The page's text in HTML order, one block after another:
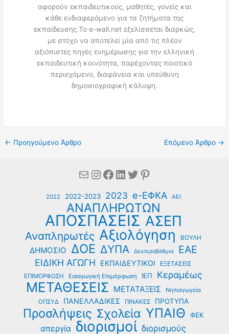
αφορούν εκπαιδευτικούς, μαθητές, γονείς και
κάθε ενδιαφερόμενο για τα ζητήματα της
εκπαίδευσης.Το e-wall.net εξελίσσεται διαρκώς,
με στόχο να αποτελεί μία από τις πλέον
αξιόπιστες πηγές ενημέρωσης για την ελληνική
εκπαιδευτική κοινότητα, παρέχοντας ποιοτικό
περιεχόμενο, διαφάνεια και υπεύθυνη
δημοσιογραφική κάλυψη.
← Προηγούμενο Άρθρο Επόμενο Άρθρο →
MailInstagram
Facebook
Linkedin
Twitter
Pinterest
2022 2022-2023 2023 e-ΕΦΚΑ ΑΕΙ
ΑΝΑΠΛΗΡΩΤΩΝ
ΑΠΟΣΠΑΣΕΙΣ ΑΣΕΠ
Αναπληρωτές Αξιολόγηση ΒΟΥΛΗ
ΔΗΜΟΣΙΟ ΔΟΕ ΔΥΠΑ Δευτεροβάθμια ΕΑΕ
ΕΙΔΙΚΗ ΑΓΩΓΗ ΕΚΠΑΙΔΕΥΤΙΚΟΙ ΕΞΕΤΑΣΕΙΣ
ΕΠΙΜΟΡΦΩΣΗ Εισαγωγική Επιμόρφωση ΙΕΠ Κεραμέως
ΜΕΤΑΘΕΣΕΙΣ ΜΕΤΑΤΑΞΕΙΣ
Νηπιαγωγεία
ΟΠΣΥΔ
ΠΑΝΕΛΛΑΔΙΚΕΣ ΠΙΝΑΚΕΣ ΠΡΟΤΥΠΑ
Προσλήψεις Σχολεία ΥΠΑΙΘ ΦΕΚ
απεργία διορισμοί διορισμούς